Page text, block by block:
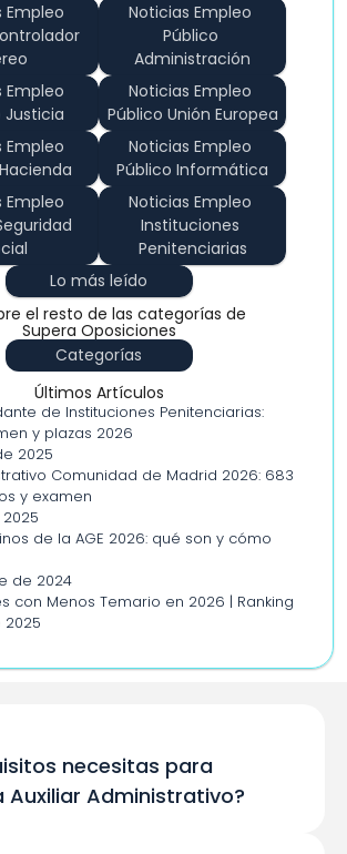
Empleo
Noticias Empleo
Público
Administración
Empleo
Justicia
Noticias Empleo
Público Unión Europea
Empleo
Noticias Empleo
Público Informática
Empleo
Noticias Empleo
Instituciones
Penitenciarias
Lo más leído
el resto de las categorías de
Supera Oposiciones
Categorías
Últimos Artículos
de Instituciones Penitenciarias:
y plazas 2026
2025
Comunidad de Madrid 2026: 683
y examen
de la AGE 2026: qué son y cómo
de 2024
con Menos Temario en 2026 | Ranking
necesitas para
Auxiliar Administrativo?